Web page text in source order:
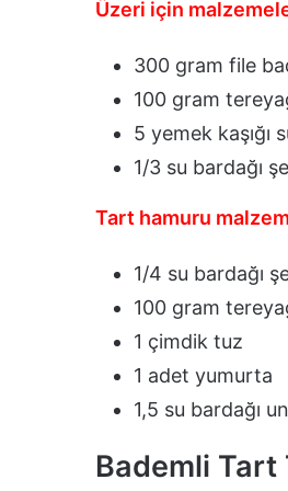
Üzeri için
300 gram file
100 gram
5 yemek kaşığı
1/3 su bardağı
Tart hamuru
1/4 su bardağı
100 gram
1 çimdik tuz
1 adet yumurta
1,5 su bardağı un
Bademli Tart